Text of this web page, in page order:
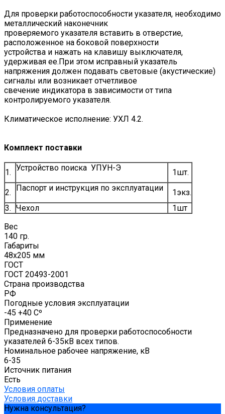
Для проверки работоспособности указателя, необходимо
металлический наконечник
проверяемого указателя вставить в отверстие,
расположенное на боковой поверхности
устройства и нажать на клавишу выключателя,
удерживая ее.При этом исправный указатель
напряжения должен подавать световые (акустические)
сигналы или возникает отчетливое
свечение индикатора в зависимости от типа
контролируемого указателя.
Климатическое исполнение: УХЛ 4.2.
Комплект поставки
1. Устройство поиска УПУН-Э 1шт.
2. Паспорт и инструкция по эксплуатации
1экз.
3. Чехол
1шт
Вес
140 гр.
Габариты
48х205 мм
ГОСТ
ГОСТ 20493-2001
Страна производства
РФ
Погодные условия эксплуатации
-45 +40 Сº
Применение
Предназначено для проверки работоспособности
указателей 6-35кВ всех типов.
Номинальное рабочее напряжение, кВ
6-35
Источник питания
Есть
Условия оплаты
Условия доставки
Нужна консультация?